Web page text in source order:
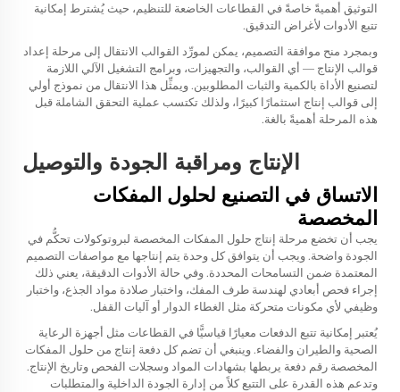
التوثيق أهميةً خاصةً في القطاعات الخاضعة للتنظيم، حيث يُشترط إمكانية
تتبع الأدوات لأغراض التدقيق.
وبمجرد منح موافقة التصميم، يمكن لمورِّد القوالب الانتقال إلى مرحلة إعداد
قوالب الإنتاج — أي القوالب، والتجهيزات، وبرامج التشغيل الآلي اللازمة
لتصنيع الأداة بالكمية والثبات المطلوبين. ويمثِّل هذا الانتقال من نموذج أولي
إلى قوالب إنتاج استثمارًا كبيرًا، ولذلك تكتسب عملية التحقق الشاملة قبل
هذه المرحلة أهميةً بالغة.
الإنتاج ومراقبة الجودة والتوصيل
الاتساق في التصنيع لحلول المفكات
المخصصة
يجب أن تخضع مرحلة إنتاج حلول المفكات المخصصة لبروتوكولات تحكُّم في
الجودة واضحة. ويجب أن يتوافق كل وحدة يتم إنتاجها مع مواصفات التصميم
المعتمدة ضمن التسامحات المحددة. وفي حالة الأدوات الدقيقة، يعني ذلك
إجراء فحص أبعادي لهندسة طرف المفك، واختبار صلادة مواد الجذع، واختبار
وظيفي لأي مكونات متحركة مثل الغطاء الدوار أو آليات القفل.
يُعتبر إمكانية تتبع الدفعات معيارًا قياسيًّا في القطاعات مثل أجهزة الرعاية
الصحية والطيران والفضاء. وينبغي أن تضم كل دفعة إنتاج من حلول المفكات
المخصصة رقم دفعة يربطها بشهادات المواد وسجلات الفحص وتاريخ الإنتاج.
وتدعم هذه القدرة على التتبع كلاً من إدارة الجودة الداخلية والمتطلبات